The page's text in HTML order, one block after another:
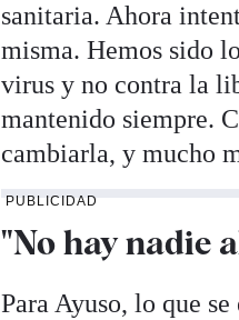
sanitaria. Ahora
misma. Hemos sido
virus y no contra la
mantenido siempre.
cambiarla, y mucho
PUBLICIDAD
"No hay nadie
Para Ayuso, lo que